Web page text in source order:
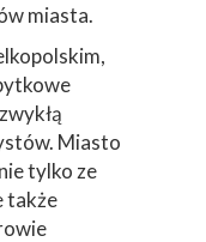
miasta.
Miasto
tylko ze
także